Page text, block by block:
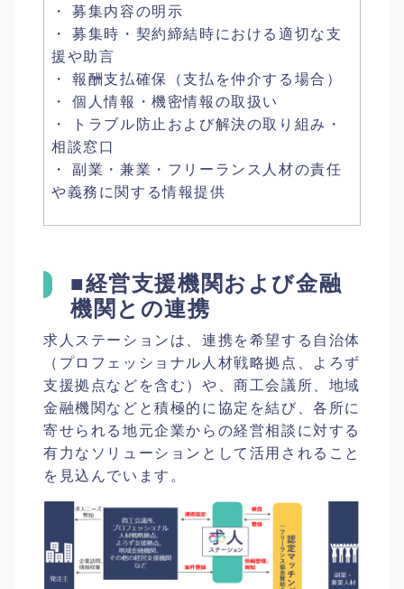
・ 募集内容の明示
・ 募集時・契約締結時における適切な支
援や助言
・ 報酬支払確保（支払を仲介する場合）
・ 個人情報・機密情報の取扱い
・ トラブル防止および解決の取り組み・
相談窓口
・ 副業・兼業・フリーランス人材の責任
や義務に関する情報提供
■経営支援機関および金融
機関との連携
求人ステーションは、連携を希望する自治体
（プロフェッショナル人材戦略拠点、よろず
支援拠点などを含む）や、商工会議所、地域
金融機関などと積極的に協定を結び、各所に
寄せられる地元企業からの経営相談に対する
有力なソリューションとして活用されること
を見込んでいます。